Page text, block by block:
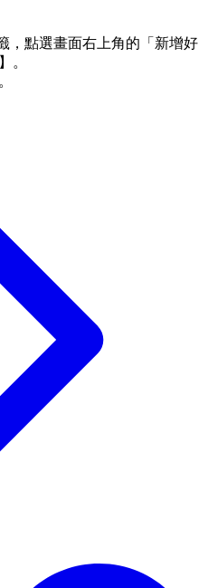
，點選畫面右上角的「新增好
。